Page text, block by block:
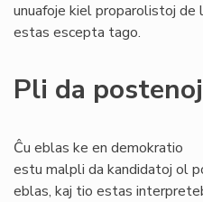
unuafoje kiel proparolistoj de
estas escepta tago.
Pli da
Ĉu eblas ke en demokratio
estu malpli da kandidatoj ol
eblas, kaj tio estas